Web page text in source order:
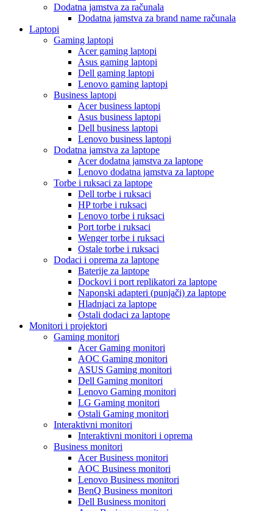
Dodatna jamstva za računala
Dodatna jamstva za brand name računala
Laptopi
Gaming laptopi
Acer gaming laptopi
Asus gaming laptopi
Dell gaming laptopi
Lenovo gaming laptopi
Business laptopi
Acer business laptopi
Asus business laptopi
Dell business laptopi
Lenovo business laptopi
Dodatna jamstva za laptope
Acer dodatna jamstva za laptope
Lenovo dodatna jamstva za laptope
Torbe i ruksaci za laptope
Dell torbe i ruksaci
HP torbe i ruksaci
Lenovo torbe i ruksaci
Port torbe i ruksaci
Wenger torbe i ruksaci
Ostale torbe i ruksaci
Dodaci i oprema za laptope
Baterije za laptope
Dockovi i port replikatori za laptope
Naponski adapteri (punjači) za laptope
Hladnjaci za laptope
Ostali dodaci za laptope
Monitori i projektori
Gaming monitori
Acer Gaming monitori
AOC Gaming monitori
ASUS Gaming monitori
Dell Gaming monitori
Lenovo Gaming monitori
LG Gaming monitori
Ostali Gaming monitori
Interaktivni monitori
Interaktivni monitori i oprema
Business monitori
Acer Business monitori
AOC Business monitori
Lenovo Business monitori
BenQ Business monitori
Dell Business monitori